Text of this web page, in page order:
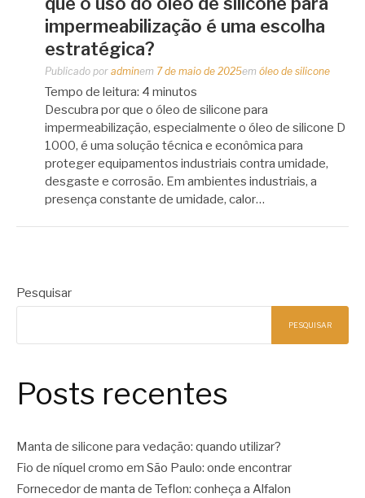
impermeabilização é uma escolha
estratégica?
Publicado por adminem 7 de maio de 2025em óleo de silicone
Tempo de leitura: 4 minutos
Descubra por que o óleo de silicone para
impermeabilização, especialmente o óleo de silicone D
1000, é uma solução técnica e econômica para
proteger equipamentos industriais contra umidade,
desgaste e corrosão. Em ambientes industriais, a
presença constante de umidade, calor…
Pesquisar
PESQUISAR
Posts recentes
Manta de silicone para vedação: quando utilizar?
Fio de níquel cromo em São Paulo: onde encontrar
Fornecedor de manta de Teflon: conheça a Alfalon